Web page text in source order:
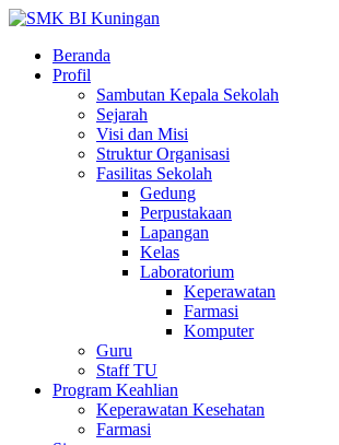
Beranda
Profil
Sambutan Kepala Sekolah
Sejarah
Visi dan Misi
Struktur Organisasi
Fasilitas Sekolah
Gedung
Perpustakaan
Lapangan
Kelas
Laboratorium
Keperawatan
Farmasi
Komputer
Guru
Staff TU
Program Keahlian
Keperawatan Kesehatan
Farmasi